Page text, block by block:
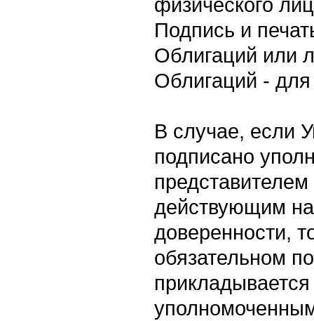
Подпись и
Облигаций или
Облигаций -
В случае, если
подписано
действующим
доверенности,
обязательном